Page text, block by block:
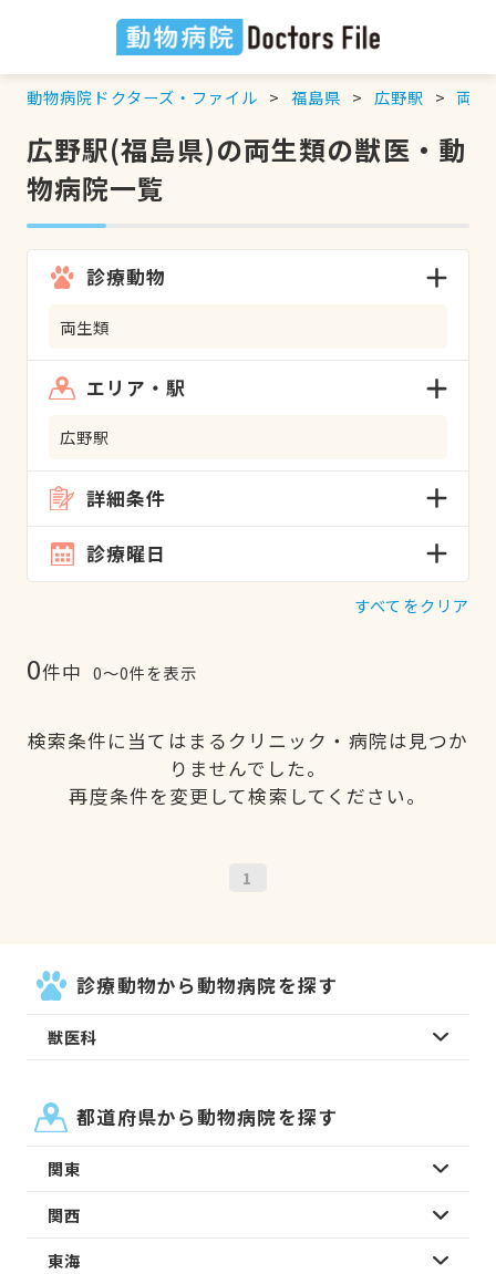
動物病院ドクターズ・ファイル 福島県 広野駅 両生
広野駅(福島県)の両生類の獣医・動
物病院一覧
診療動物
両生類
エリア・駅
広野駅
詳細条件
診療曜日
すべてをクリア
0件中 0〜0件を表示
検索条件に当てはまるクリニック・病院は見つか
りませんでした。
再度条件を変更して検索してください。
1
診療動物から動物病院を探す
獣医科
都道府県から動物病院を探す
関東
関西
東海